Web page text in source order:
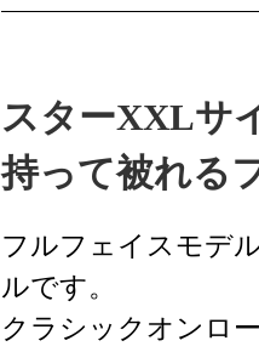
スターXXLサ
持って被れる
フルフェイスモデ
ルです。
クラシックオンロ